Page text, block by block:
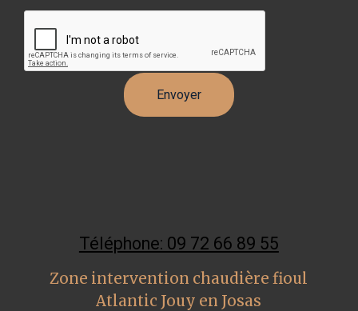
Téléphone: 09 72 66 89 55
Zone intervention chaudière fioul
Atlantic Jouy en Josas